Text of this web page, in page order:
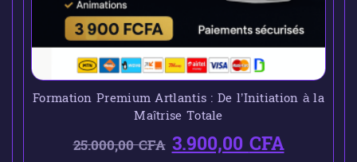
Formation Premium Artlantis : De l’Initiation à la
Maîtrise Totale
25.000,00CFA 3.900,00CFA